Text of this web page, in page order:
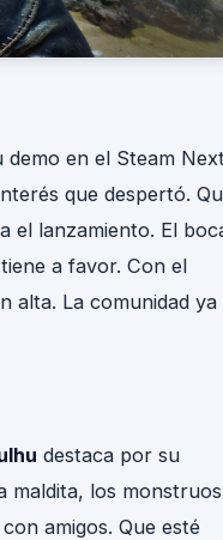
demo en el Steam Next
que despertó.
el lanzamiento. El
a favor. Con el
alta. La comunidad ya
destaca por su
maldita, los monstruos
amigos. Que esté